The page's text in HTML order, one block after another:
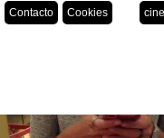
Contacto Cookies cine